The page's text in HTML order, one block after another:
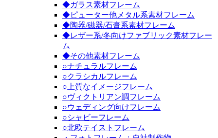
◆ガラス素材フレーム
◆ピューター他メタル系素材フレーム
◆陶器/磁器/石膏系素材フレーム
◆レザー系/冬向けファブリック素材フレー
ム
◆その他素材フレーム
○ナチュラルフレーム
○クラシカルフレーム
○上質なイメージフレーム
○ヴィクトリアン調フレーム
○ウェディング向けフレーム
○シャビーフレーム
○北欧テイストフレーム